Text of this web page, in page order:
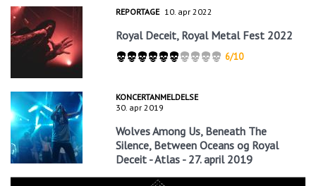
REPORTAGE 10. apr 2022
Royal Deceit, Royal Metal Fest 2022
6/10
KONCERTANMELDELSE
30. apr 2019
Wolves Among Us, Beneath The
Silence, Between Oceans og Royal
Deceit - Atlas - 27. april 2019